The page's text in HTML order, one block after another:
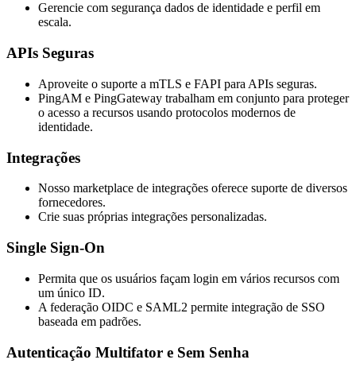
Gerencie com segurança dados de identidade e perfil em
escala.
APIs Seguras
Aproveite o suporte a mTLS e FAPI para APIs seguras.
PingAM e PingGateway trabalham em conjunto para proteger
o acesso a recursos usando protocolos modernos de
identidade.
Integrações
Nosso marketplace de integrações oferece suporte de diversos
fornecedores.
Crie suas próprias integrações personalizadas.
Single Sign-On
Permita que os usuários façam login em vários recursos com
um único ID.
A federação OIDC e SAML2 permite integração de SSO
baseada em padrões.
Autenticação Multifator e Sem Senha